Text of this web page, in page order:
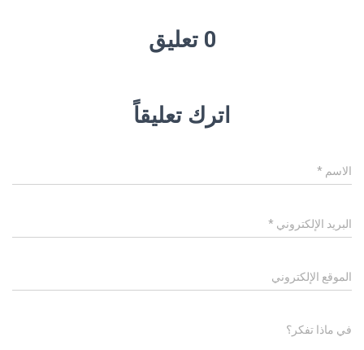
0 تعليق
اترك تعليقاً
الاسم *
البريد الإلكتروني *
الموقع الإلكتروني
في ماذا تفكر؟